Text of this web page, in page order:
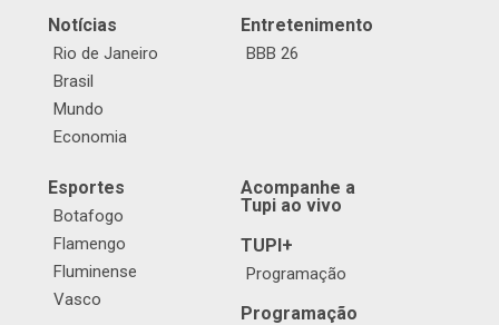
Notícias
Rio de Janeiro
Brasil
Mundo
Economia
Entretenimento
BBB 26
Esportes
Botafogo
Flamengo
Fluminense
Vasco
Acompanhe a
Tupi ao vivo
TUPI+
Programação
Programação